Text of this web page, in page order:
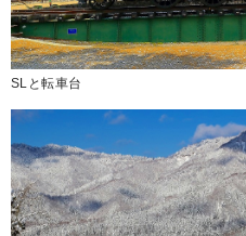
SLと転車台